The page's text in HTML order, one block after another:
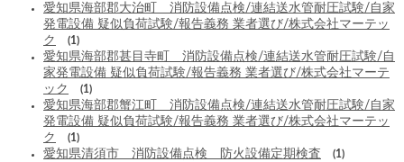
愛知県海部郡大治町 消防設備点検/連結送水管耐圧試験/自家
発電設備 疑似負荷試験/報告義務 業者選び/株式会社マーテッ
ク
(1)
愛知県海部郡甚目寺町 消防設備点検/連結送水管耐圧試験/自
家発電設備 疑似負荷試験/報告義務 業者選び/株式会社マーテ
ック
(1)
愛知県海部郡蟹江町 消防設備点検/連結送水管耐圧試験/自家
発電設備 疑似負荷試験/報告義務 業者選び/株式会社マーテッ
ク
(1)
愛知県清須市 消防設備点検 防火設備定期検査 (1)